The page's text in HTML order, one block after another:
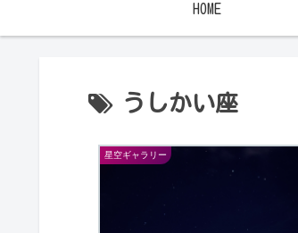
HOME
うしかい座
星空ギャラリー